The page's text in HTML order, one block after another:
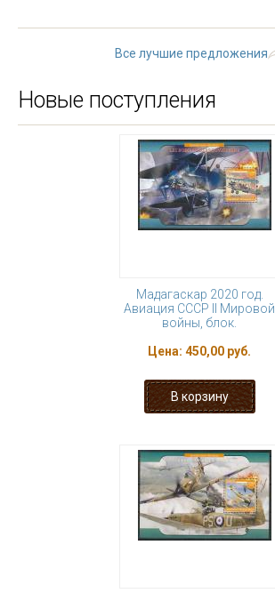
Все лучшие предложения
Новые поступления
Мадагаскар 2020 год.
Авиация СССР II Мировой
войны, блок.
Цена: 450,00 руб.